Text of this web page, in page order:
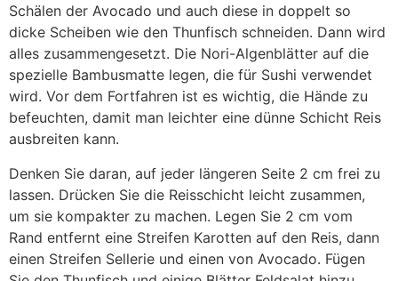
Schälen der Avocado und auch diese in doppelt so
dicke Scheiben wie den Thunfisch schneiden. Dann wird
alles zusammengesetzt. Die Nori-Algenblätter auf die
spezielle Bambusmatte legen, die für Sushi verwendet
wird. Vor dem Fortfahren ist es wichtig, die Hände zu
befeuchten, damit man leichter eine dünne Schicht Reis
ausbreiten kann.
Denken Sie daran, auf jeder längeren Seite 2 cm frei zu
lassen. Drücken Sie die Reisschicht leicht zusammen,
um sie kompakter zu machen. Legen Sie 2 cm vom
Rand entfernt eine Streifen Karotten auf den Reis, dann
einen Streifen Sellerie und einen von Avocado. Fügen